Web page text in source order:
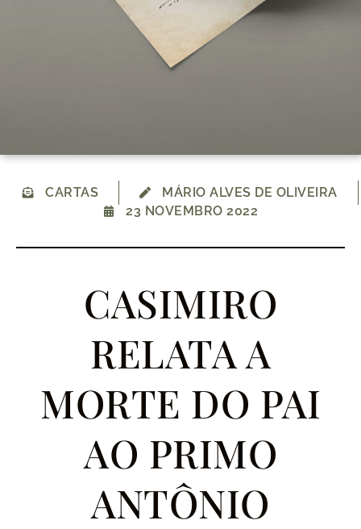
CARTAS
MÁRIO ALVES DE OLIVEIRA
23 NOVEMBRO 2022
CASIMIRO
RELATA A
MORTE DO PAI
AO PRIMO
ANTÔNIO